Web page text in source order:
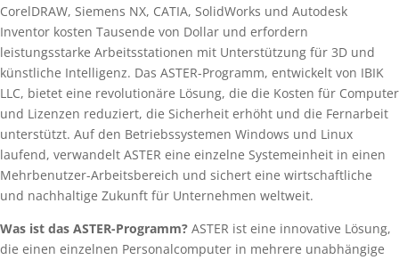
CorelDRAW, Siemens NX, CATIA, SolidWorks und Autodesk
Inventor kosten Tausende von Dollar und erfordern
leistungsstarke Arbeitsstationen mit Unterstützung für 3D und
künstliche Intelligenz. Das ASTER-Programm, entwickelt von IBIK
LLC, bietet eine revolutionäre Lösung, die die Kosten für Computer
und Lizenzen reduziert, die Sicherheit erhöht und die Fernarbeit
unterstützt. Auf den Betriebssystemen Windows und Linux
laufend, verwandelt ASTER eine einzelne Systemeinheit in einen
Mehrbenutzer-Arbeitsbereich und sichert eine wirtschaftliche
und nachhaltige Zukunft für Unternehmen weltweit.
Was ist das ASTER-Programm? ASTER ist eine innovative Lösung,
die einen einzelnen Personalcomputer in mehrere unabhängige